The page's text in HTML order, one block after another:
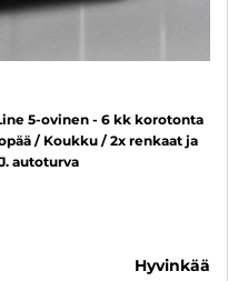
5-ovinen - 6 kk korotonta
/ Koukku / 2x renkaat ja
autoturva
hyvinkää